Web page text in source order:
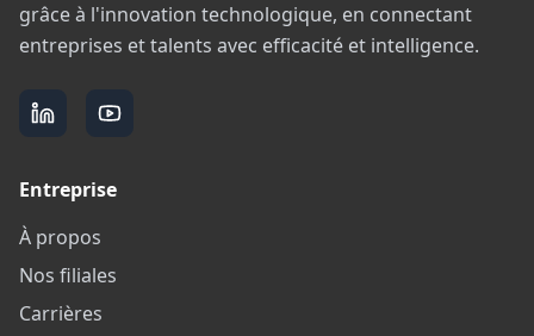
grâce à l'innovation technologique, en connectant
entreprises et talents avec efficacité et intelligence.
Entreprise
À propos
Nos filiales
Carrières